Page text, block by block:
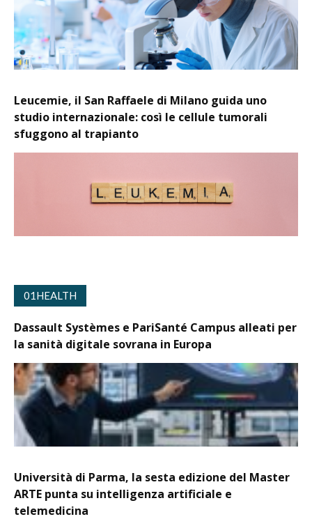
Leucemie, il San Raffaele di Milano guida uno
studio internazionale: così le cellule tumorali
sfuggono al trapianto
01HEALTH
Dassault Systèmes e PariSanté Campus alleati per
la sanità digitale sovrana in Europa
Università di Parma, la sesta edizione del Master
ARTE punta su intelligenza artificiale e
telemedicina